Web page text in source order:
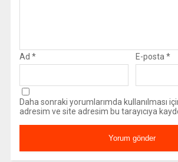
Ad * E-posta *
Daha sonraki yorumlarımda kullanılması
adresim ve site adresim bu tarayıcıya